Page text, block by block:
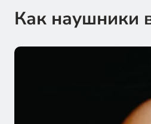
Как наушники